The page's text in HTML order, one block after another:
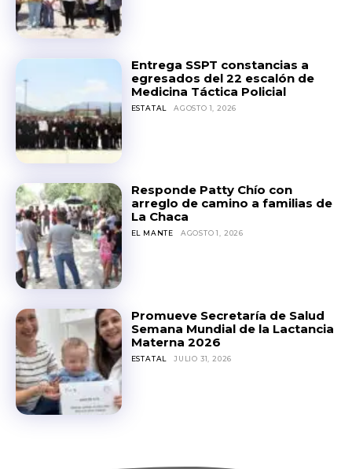
Entrega SSPT constancias a
egresados del 22 escalón de
Medicina Táctica Policial
ESTATAL AGOSTO 1, 2026
Responde Patty Chío con
arreglo de camino a familias de
La Chaca
EL MANTE AGOSTO 1, 2026
Promueve Secretaría de Salud
Semana Mundial de la Lactancia
Materna 2026
ESTATAL JULIO 31, 2026